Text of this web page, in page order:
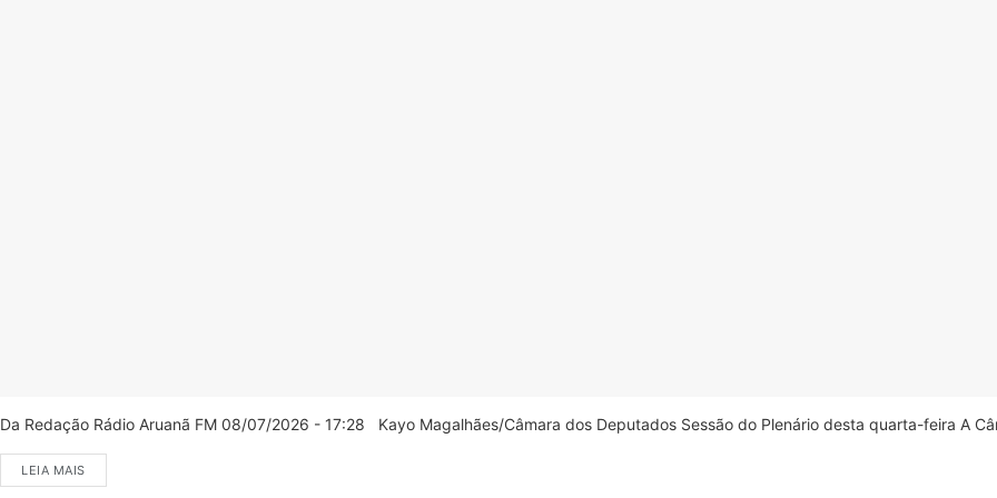
Da Redação Rádio Aruanã FM 08/07/2026 - 17:28 Kayo Magalhães/Câmara dos Deputados Sessão do Plenário desta quarta-feira A
LEIA MAIS